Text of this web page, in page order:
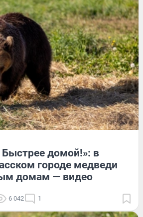
домой!»: в
городе медведи
домам — видео
6 042 1